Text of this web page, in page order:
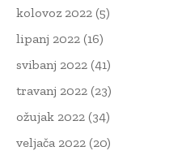
kolovoz 2022 (5)
lipanj 2022 (16)
svibanj 2022 (41)
travanj 2022 (23)
ožujak 2022 (34)
veljača 2022 (20)